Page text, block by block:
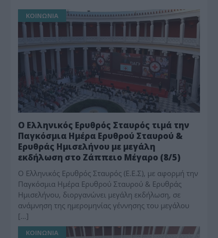
ΚΟΙΝΩΝΙΑ
Ο Ελληνικός Ερυθρός Σταυρός τιμά την
Παγκόσμια Ημέρα Ερυθρού Σταυρού &
Ερυθράς Ημισελήνου με μεγάλη
εκδήλωση στο Ζάππειο Μέγαρο (8/5)
Ο Ελληνικός Ερυθρός Σταυρός (Ε.Ε.Σ), με αφορμή την
Παγκόσμια Ημέρα Ερυθρού Σταυρού & Ερυθράς
Ημισελήνου, διοργανώνει μεγάλη εκδήλωση, σε
ανάμνηση της ημερομηνίας γέννησης του μεγάλου
[…]
ΚΟΙΝΩΝΙΑ